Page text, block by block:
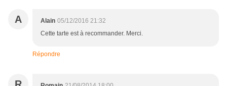
A Alain 05/12/2016 21:32
Cette tarte est à recommander. Merci.
Répondre